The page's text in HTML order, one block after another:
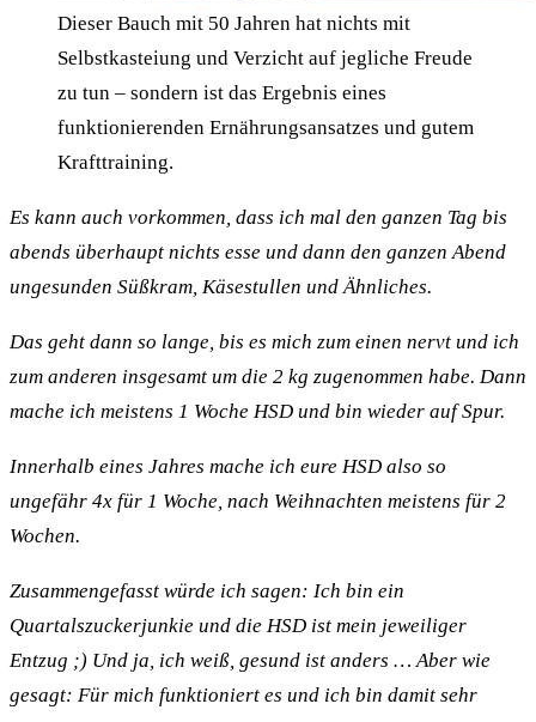
Dieser Bauch mit 50 Jahren hat nichts mit
Selbstkasteiung und Verzicht auf jegliche Freude
zu tun – sondern ist das Ergebnis eines
funktionierenden Ernährungsansatzes und gutem
Krafttraining.
Es kann auch vorkommen, dass ich mal den ganzen Tag bis
abends überhaupt nichts esse und dann den ganzen Abend
ungesunden Süßkram, Käsestullen und Ähnliches.
Das geht dann so lange, bis es mich zum einen nervt und ich
zum anderen insgesamt um die 2 kg zugenommen habe. Dann
mache ich meistens 1 Woche HSD und bin wieder auf Spur.
Innerhalb eines Jahres mache ich eure HSD also so
ungefähr 4x für 1 Woche, nach Weihnachten meistens für 2
Wochen.
Zusammengefasst würde ich sagen: Ich bin ein
Quartalszuckerjunkie und die HSD ist mein jeweiliger
Entzug ;) Und ja, ich weiß, gesund ist anders … Aber wie
gesagt: Für mich funktioniert es und ich bin damit sehr